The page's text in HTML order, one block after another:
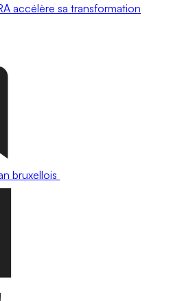
accélère sa transformation
bruxellois